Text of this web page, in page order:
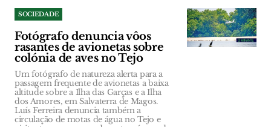
SOCIEDADE
Fotógrafo denuncia vôos
rasantes de avionetas sobre
colónia de aves no Tejo
Um fotógrafo de natureza alerta para a
passagem frequente de avionetas a baixa
altitude sobre a Ilha das Garças e a Ilha
dos Amores, em Salvaterra de Magos.
Luís Ferreira denuncia também a
circulação de motas de água no Tejo e